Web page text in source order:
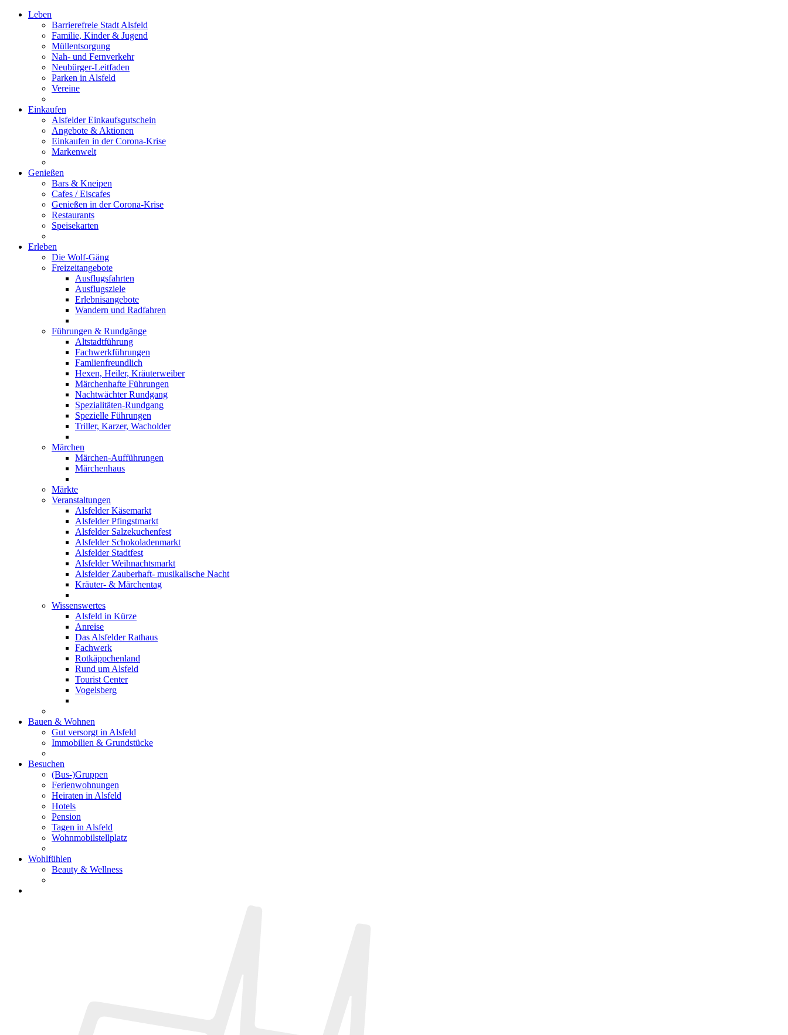
Leben
Barrierefreie Stadt Alsfeld
Familie, Kinder & Jugend
Müllentsorgung
Nah- und Fernverkehr
Neubürger-Leitfaden
Parken in Alsfeld
Vereine
Einkaufen
Alsfelder Einkaufsgutschein
Angebote & Aktionen
Einkaufen in der Corona-Krise
Markenwelt
Genießen
Bars & Kneipen
Cafes / Eiscafes
Genießen in der Corona-Krise
Restaurants
Speisekarten
Erleben
Die Wolf-Gäng
Freizeitangebote
Ausflugsfahrten
Ausflugsziele
Erlebnisangebote
Wandern und Radfahren
Führungen & Rundgänge
Altstadtführung
Fachwerkführungen
Famlienfreundlich
Hexen, Heiler, Kräuterweiber
Märchenhafte Führungen
Nachtwächter Rundgang
Spezialitäten-Rundgang
Spezielle Führungen
Triller, Karzer, Wacholder
Märchen
Märchen-Aufführungen
Märchenhaus
Märkte
Veranstaltungen
Alsfelder Käsemarkt
Alsfelder Pfingstmarkt
Alsfelder Salzekuchenfest
Alsfelder Schokoladenmarkt
Alsfelder Stadtfest
Alsfelder Weihnachtsmarkt
Alsfelder Zauberhaft- musikalische Nacht
Kräuter- & Märchentag
Wissenswertes
Alsfeld in Kürze
Anreise
Das Alsfelder Rathaus
Fachwerk
Rotkäppchenland
Rund um Alsfeld
Tourist Center
Vogelsberg
Bauen & Wohnen
Gut versorgt in Alsfeld
Immobilien & Grundstücke
Besuchen
(Bus-)Gruppen
Ferienwohnungen
Heiraten in Alsfeld
Hotels
Pension
Tagen in Alsfeld
Wohnmobilstellplatz
Wohlfühlen
Beauty & Wellness